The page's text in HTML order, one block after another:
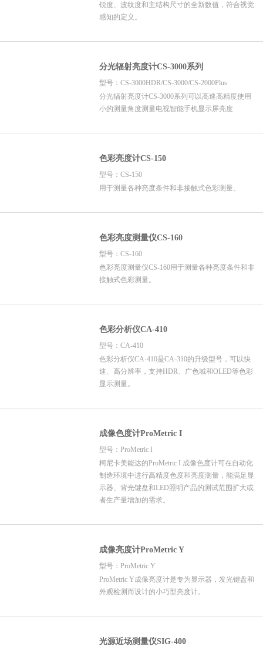
锐度、波纹度和主结构尺寸的全新数值，符合视觉
感知的定义。
分光辐射亮度计CS-3000系列
型号：CS-3000HDR/CS-3000/CS-2000Plus
分光辐射亮度计CS-3000系列可以高速高精度使用
小的测量角度测量电视智能手机显示屏亮度
色彩亮度计CS-150
型号：CS-150
用于测量各种亮度条件和非接触式色彩测量。
色彩亮度测量仪CS-160
型号：CS-160
色彩亮度测量仪CS-160用于测量各种亮度条件和非
接触式色彩测量。
色彩分析仪CA-410
型号：CA-410
色彩分析仪CA-410是CA-310的升级型号，可以快
速、高分辨率，支持HDR、广色域和OLED等色彩
显示测量。
成像色度计ProMetric I
型号：ProMetric I
柯尼卡美能达的ProMetric I 成像色度计可在自动化
制造环境中进行高精度色度和亮度测量，能满足显
示器、背光键盘和LED照明产品的测试范围扩大或
者生产量增加的需求。
成像亮度计ProMetric Y
型号：ProMetric Y
ProMetric Y成像亮度计是专为显示器，发光键盘和
外观检测而设计的小巧型亮度计。
光源近场测量仪SIG-400